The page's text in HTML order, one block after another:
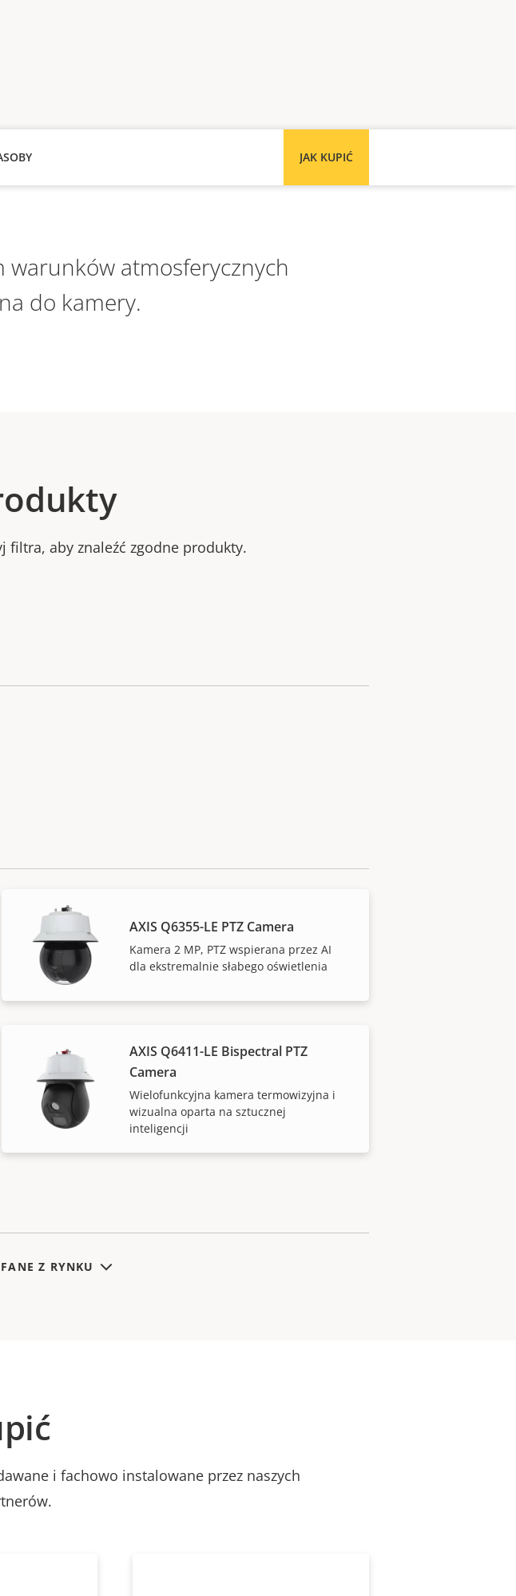
JAK KUPIĆ
warunków atmosferycznych
do kamery.
filtra, aby znaleźć zgodne produkty.
AXIS Q6355-LE PTZ Camera
Kamera 2 MP, PTZ wspierana przez AI
dla ekstremalnie słabego oświetlenia
AXIS Q6411-LE Bispectral PTZ
Camera
Wielofunkcyjna kamera termowizyjna i
wizualna oparta na sztucznej
inteligencji
Z RYNKU
i fachowo instalowane przez naszych